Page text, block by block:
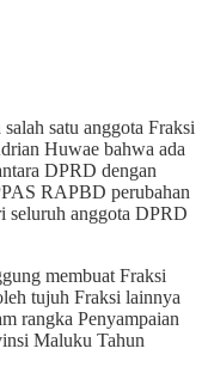
satu anggota Fraksi
Huwae bahwa ada
DPRD dengan
RAPBD perubahan
seluruh anggota DPRD
membuat Fraksi
tujuh Fraksi lainnya
rangka Penyampaian
Maluku Tahun